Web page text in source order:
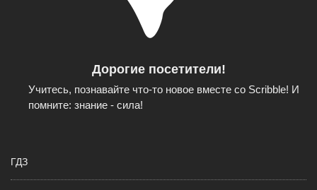
Дорогие посетители!
Учитесь, познавайте что-то новое вместе со Scribble! И
помните: знание - сила!
ГДЗ